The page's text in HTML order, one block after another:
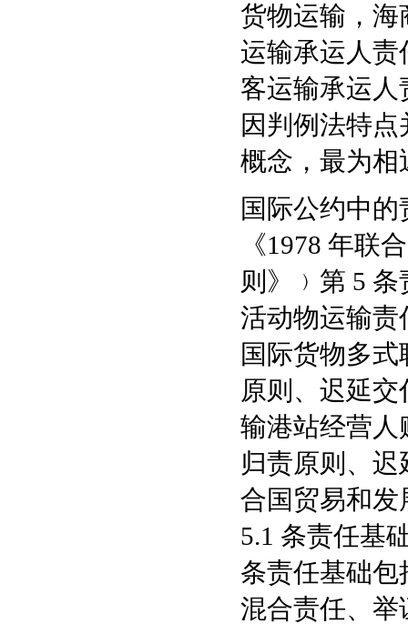
货物运输，海
运输承运人责
客运输承运
因判例法特
概念，最为相
国际公约中
《1978 年联
则》﹚第 5
活动物运输责
国际货物多
原则、迟延
输港站经营人
归责原则、
合国贸易和发
5.1 条责任基
条责任基础包
混合责任、举